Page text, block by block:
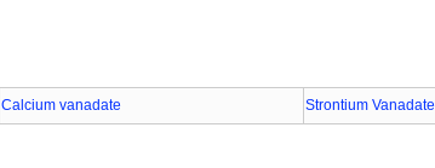
Calcium vanadate Strontium Vanadate